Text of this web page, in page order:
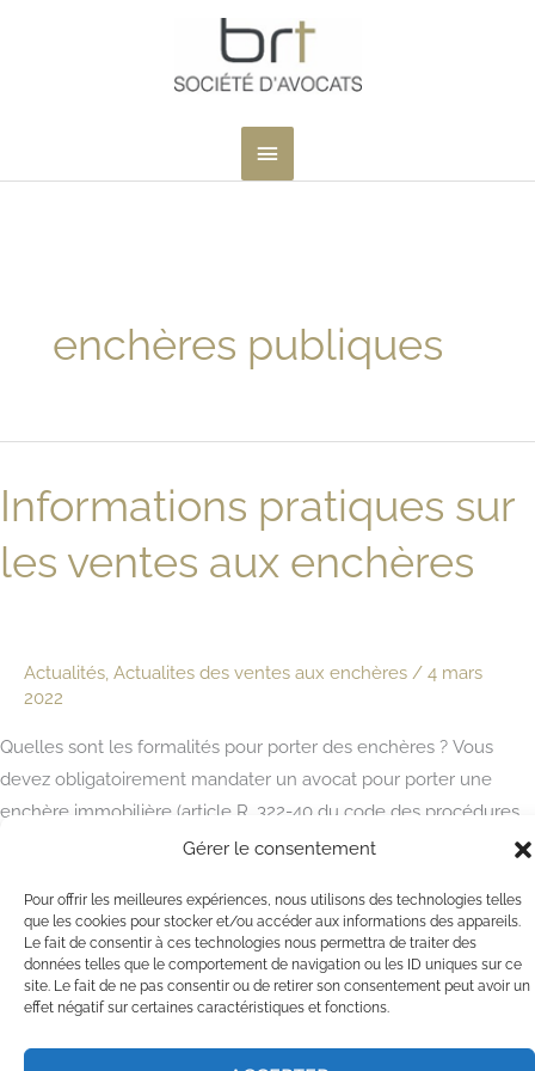
Gérer le consentement
Pour offrir les meilleures expériences, nous utilisons des technologies telles
que les cookies pour stocker et/ou accéder aux informations des appareils.
Le fait de consentir à ces technologies nous permettra de traiter des
données telles que le comportement de navigation ou les ID uniques sur ce
site. Le fait de ne pas consentir ou de retirer son consentement peut avoir un
effet négatif sur certaines caractéristiques et fonctions.
MENU
enchères publiques
Informations pratiques sur
les ventes aux enchères
Actualités Actualites des ventes aux enchères / 4 mars
2022
Quelles sont les formalités pour porter des enchères ? Vous
devez obligatoirement mandater un avocat pour porter une
enchère immobilière (article R. 322-40 du code des procédures
civiles d’exécution). L’avocat ne peut être porteur que d’un seul
porter des enchères pour votre compte à l’audience, vous […]
Informations
pratiques
Lire la suite »